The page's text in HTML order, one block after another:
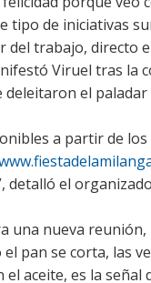
tipo de iniciativas
del trabajo, directo
Viruel tras la
el
a partir de
detalló el
una nueva
pan se corta, las
aceite, es la